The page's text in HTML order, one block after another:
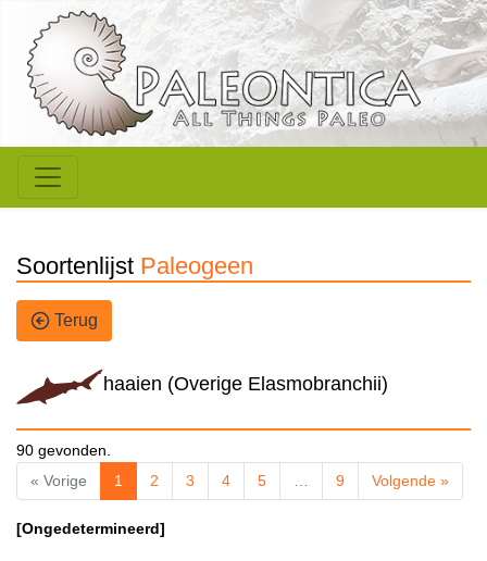
Soortenlijst Paleogeen
Terug
haaien (Overige Elasmobranchii)
90 gevonden.
« Vorige
1 2 3 4 5 … 9 Volgende »
[Ongedetermineerd]